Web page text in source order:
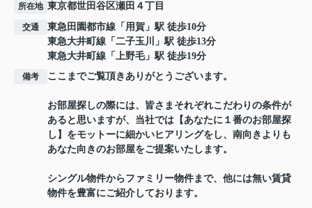
所在地 東京都世田谷区瀬田 ４丁目
交通 東急田園都市線 「 用賀 」駅 徒歩10分
東急大井町線 「 二子玉川
」駅 徒歩13分
東急大井町線 「 上野毛」駅 徒歩19分
備考 ここまでご覧頂きありがとうございます。
お部屋探しの際には、皆さまそれぞれこだわりの条件が
あると思いますが、当社では【あなたに１番のお部屋探
し】をモットーに細かいヒアリングをし、南向きよりも
あなた向きのお部屋をご提案いたします。
シングル物件からファミリー物件まで、他には無い賃貸
物件を豊富にご紹介しております。